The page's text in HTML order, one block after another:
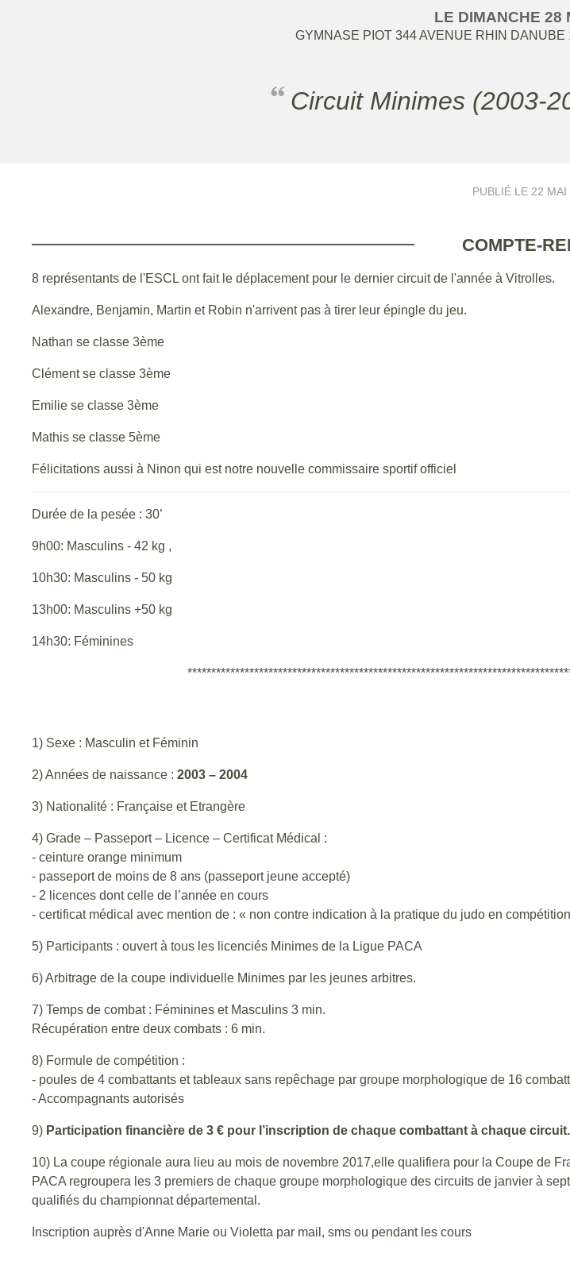
LE DIMANCHE 28
GYMNASE PIOT 344 AVENUE RHIN DANUBE
Circuit Minimes (2003-
PUBLIÉ LE 22 MAI
COMPTE-
8 représentants de l'ESCL ont fait le déplacement pour le dernier circuit de l'année à Vitrolles.
Alexandre, Benjamin, Martin et Robin n'arrivent pas à tirer leur épingle du jeu.
Nathan se classe 3ème
Clément se classe 3ème
Emilie se classe 3ème
Mathis se classe 5ème
Félicitations aussi à Ninon qui est notre nouvelle commissaire sportif officiel
Durée de la pesée : 30’
9h00: Masculins - 42 kg ,
10h30: Masculins - 50 kg
13h00: Masculins +50 kg
14h30: Féminines
1) Sexe : Masculin et Féminin
2) Années de naissance : 2003 – 2004
3) Nationalité : Française et Etrangère
4) Grade – Passeport – Licence – Certificat Médical :
- ceinture orange minimum
- passeport de moins de 8 ans (passeport jeune accepté)
- 2 licences dont celle de l’année en cours
- certificat médical avec mention de : « non contre indication à la pratique du judo en
5) Participants : ouvert à tous les licenciés Minimes de la Ligue PACA
6) Arbitrage de la coupe individuelle Minimes par les jeunes arbitres.
7) Temps de combat : Féminines et Masculins 3 min.
Récupération entre deux combats : 6 min.
8) Formule de compétition :
- poules de 4 combattants et tableaux sans repêchage par groupe morphologique de 16
- Accompagnants autorisés
9) Participation financière de 3 € pour l’inscription de chaque combattant à chaque circuit.
10) La coupe régionale aura lieu au mois de novembre 2017,elle qualifiera pour la Coupe de
PACA regroupera les 3 premiers de chaque groupe morphologique des circuits de janvier à
qualifiés du championnat départemental.
Inscription auprès d'Anne Marie ou Violetta par mail, sms ou pendant les cours